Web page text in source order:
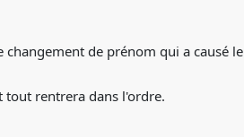
changement de prénom qui a causé
tout rentrera dans l'ordre.